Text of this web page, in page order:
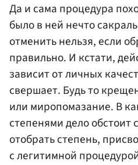
Да и сама процедура
было в ней нечто
отменить нельзя, если
правильно. И кстати,
зависит от личных
свершает. Будь то
или миропомазание. В
степенями дело обстоит
отобрать степень,
с легитимной